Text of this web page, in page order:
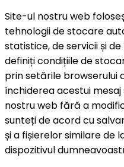
Site-ul nostru web
tehnologii de stocare
statistice, de servicii și
definiți condițiile de
prin setările browserului
închiderea acestui
nostru web fără a
sunteți de acord cu
și a fișierelor similare de
dispozitivul